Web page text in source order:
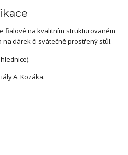
fialové na kvalitním strukturovaném
dárek či svátečně prostřený stůl.
A. Kozáka.